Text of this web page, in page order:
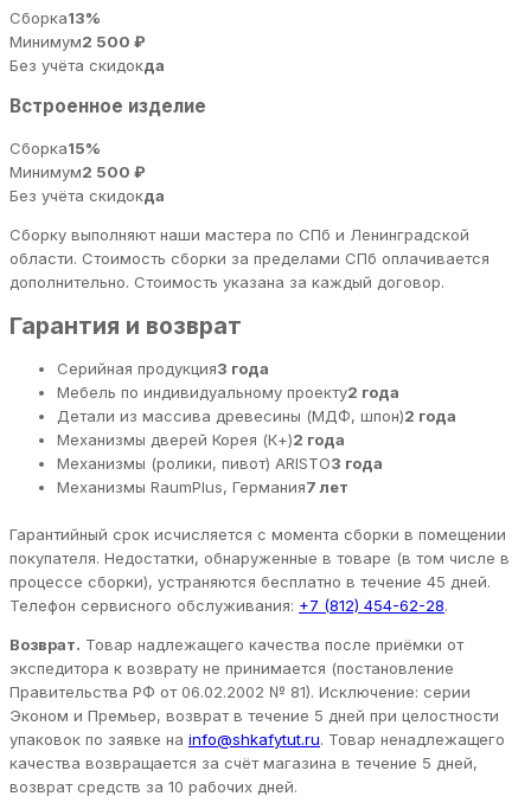
Сборка13%
Минимум2 500 ₽
Без учёта скидокда
Встроенное изделие
Сборка15%
Минимум2 500 ₽
Без учёта скидокда
Сборку выполняют наши мастера по СПб и Ленинградской
области. Стоимость сборки за пределами СПб оплачивается
дополнительно. Стоимость указана за каждый договор.
Гарантия и возврат
Серийная продукция3 года
Мебель по индивидуальному проекту2 года
Детали из массива древесины (МДФ, шпон)2 года
Механизмы дверей Корея (К+)2 года
Механизмы (ролики, пивот) ARISTO3 года
Механизмы RaumPlus, Германия7 лет
Гарантийный срок исчисляется с момента сборки в помещении
покупателя. Недостатки, обнаруженные в товаре (в том числе в
процессе сборки), устраняются бесплатно в течение 45 дней.
Телефон сервисного обслуживания: +7 (812) 454-62-28.
Возврат. Товар надлежащего качества после приёмки от
экспедитора к возврату не принимается (постановление
Правительства РФ от 06.02.2002 № 81). Исключение: серии
Эконом и Премьер, возврат в течение 5 дней при целостности
упаковок по заявке на info@shkafytut.ru. Товар ненадлежащего
качества возвращается за счёт магазина в течение 5 дней,
возврат средств за 10 рабочих дней.